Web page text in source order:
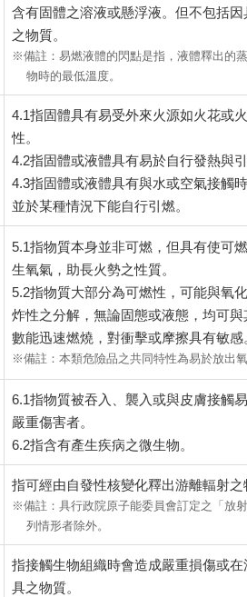
含有固體之溶液或懸浮液。但不包括
之物質。
備註：易燃液體的閃點是指，液體釋出的
物時的最低溫度。
4.1指固體具有易受外來火源如火花或
性。
4.2指固體或液體具有易於自行發熱與引
4.3指固體或液體具有與水或空氣接觸
並於某種情況下能自行引燃。
5.1指物質本身並非可燃，但具有使可
生氧氣，助長火勢之性質。
5.2指物質大部分為可燃性，可能與氧
炸性之分解，無論固態或液態，均可
數能迅速燃燒，對衝擊或摩擦具有敏感
備註：本類危險品之共同特性為易於放出
6.1指物質被吞入、襲入或與皮膚接觸
嚴重傷害者。
6.2指含有產生疾病之微生物。
指可經由自發性核變化釋出游離輻射之
備註：具行政院原子能委員會訂定之「放
列情形者除外。
指接觸生物組織時會造成嚴重損傷或
具之物質。